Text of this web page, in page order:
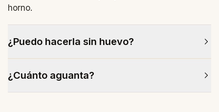
horno.
¿Puedo hacerla sin huevo?
añade 1 cucharadita de zumo de limón a la masa.
¿Cuánto aguanta?